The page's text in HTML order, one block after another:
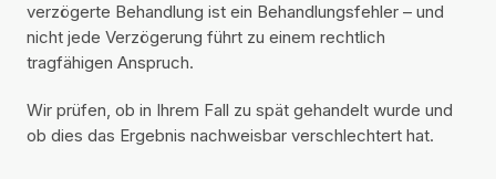
verzögerte Behandlung ist ein Behandlungsfehler – und
nicht jede Verzögerung führt zu einem rechtlich
tragfähigen Anspruch.
Wir prüfen, ob in Ihrem Fall zu spät gehandelt wurde und
ob dies das Ergebnis nachweisbar verschlechtert hat.